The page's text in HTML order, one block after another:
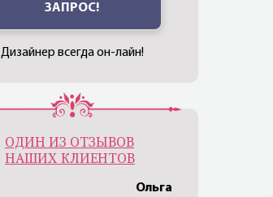
ЗАПРОС!
Дизайнер всегда он-лайн!
ОДИН ИЗ ОТЗЫВОВ
НАШИХ КЛИЕНТОВ
Ольга